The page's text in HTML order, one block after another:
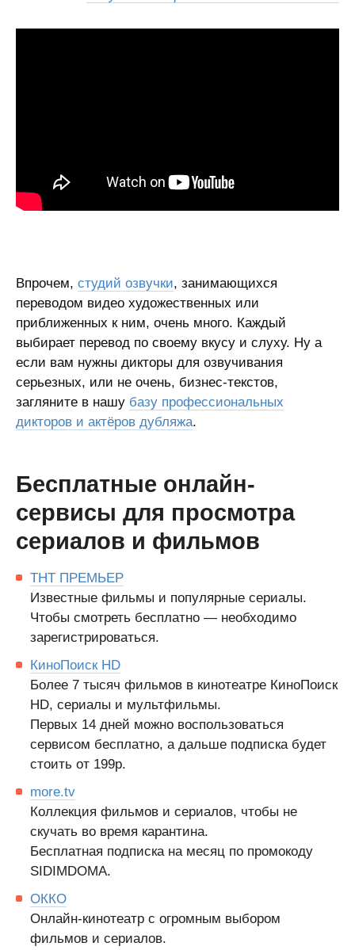
Впрочем, студий озвучки, занимающихся
переводом видео художественных или
приближенных к ним, очень много. Каждый
выбирает перевод по своему вкусу и слуху. Ну а
если вам нужны дикторы для озвучивания
серьезных, или не очень, бизнес-текстов,
загляните в нашу базу профессиональных
дикторов и актёров дубляжа.
Бесплатные онлайн-
сервисы для просмотра
сериалов и фильмов
ТНТ ПРЕМЬЕР
Известные фильмы и популярные сериалы.
Чтобы смотреть бесплатно — необходимо
зарегистрироваться.
КиноПоиск HD
Более 7 тысяч фильмов в кинотеатре КиноПоиск
HD, сериалы и мультфильмы.
Первых 14 дней можно воспользоваться
сервисом бесплатно, а дальше подписка будет
стоить от 199р.
more.tv
Коллекция фильмов и сериалов, чтобы не
скучать во время карантина.
Бесплатная подписка на месяц по промокоду
SIDIMDOMA.
ОККО
Онлайн-кинотеатр с огромным выбором
фильмов и сериалов.